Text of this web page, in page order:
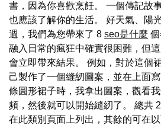
書，因為你喜歡烹飪。 一個傳記故
也應該了解你的生活。 好天氣、陽
週，我們為您帶來了 8 seo是什麼
融入日常的瘋狂中確實很困難，但
會立即帶來結果。 例如，對於這個
己製作了一個縫紉圖案，並在上面
條圓形裙子時，我拿出圖案，觀看
頻，然後就可以開始縫紉了。 總共
在此類別頁面上列出，其餘的可在